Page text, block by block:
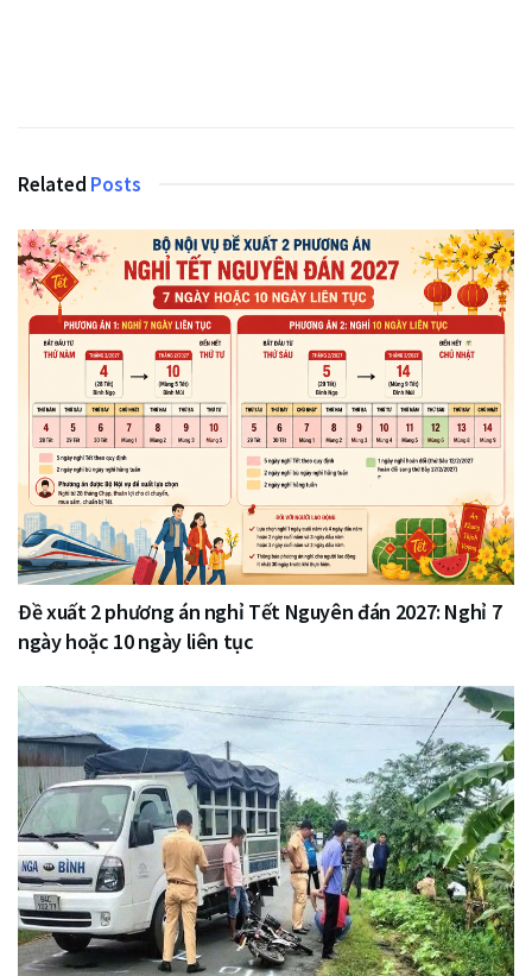
Related Posts
Đề xuất 2 phương án nghỉ Tết Nguyên đán 2027: Nghỉ 7
ngày hoặc 10 ngày liên tục